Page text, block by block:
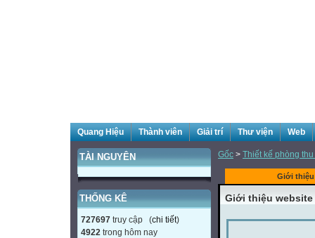
Quang Hiệu Thành viên Giải trí Thư viện Web
TÀI NGUYÊN
THỐNG KÊ
727697 truy cập (chi tiết)
4922 trong hôm nay
Gốc > Thiết kế phòng
Giới thiệu
Giới thiệu website